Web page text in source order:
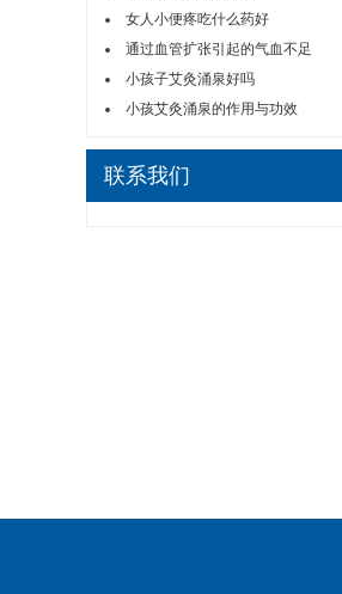
女人小便疼吃什么药好
通过血管扩张引起的气血不足
小孩子艾灸涌泉好吗
小孩艾灸涌泉的作用与功效
联系我们